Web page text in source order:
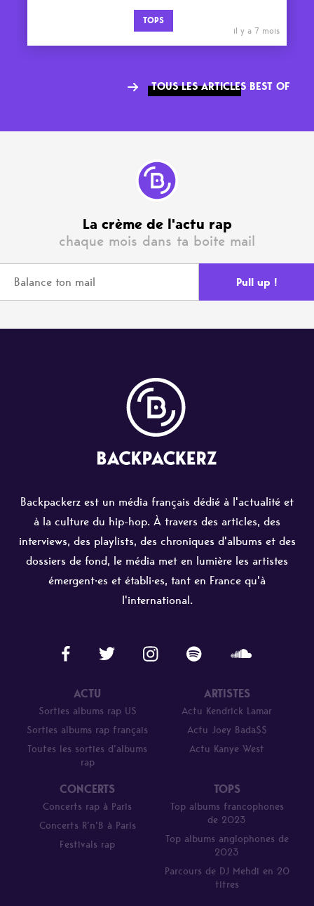
TOPS
il y a 7 mois
TOUS LES ARTICLES BEST OF
La crème de l'actu rap
chaque mois dans ta boite mail
Backpackerz est un média français dédié à l'actualité et
à la culture du hip-hop. À travers des articles, des
interviews, des playlists, des chroniques d'albums et des
dossiers de fond, le média met en lumière les artistes
émergent·es et établi·es, tant en France qu'à
l'international.
ACTU
Sorties albums rap US
Sorties albums rap français
Toutes les sorties d’albums
rap
ARTISTES
Actu Kendrick Lamar
Actu Joey Bada$$
Actu Kanye West
CONCERTS
Concerts rap à Paris
Concerts R’n’B à Paris
Festivals rap
TOPS
Top albums francophones
de 2023
Top albums anglophones de
2023
Parcours de DJ Mehdi en 20
titres